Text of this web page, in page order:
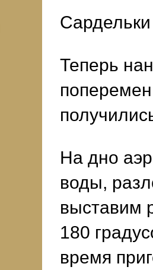
Сардельки
Теперь
На дно
воды,
выставим
180
время